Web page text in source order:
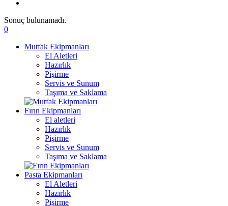
Sonuç bulunamadı.
0
Mutfak Ekipmanları
El Aletleri
Hazırlık
Pişirme
Servis ve Sunum
Taşıma ve Saklama
Fırın Ekipmanları
El aletleri
Hazırlık
Pişirme
Servis ve Sunum
Taşıma ve Saklama
Pasta Ekipmanları
El Aletleri
Hazırlık
Pişirme